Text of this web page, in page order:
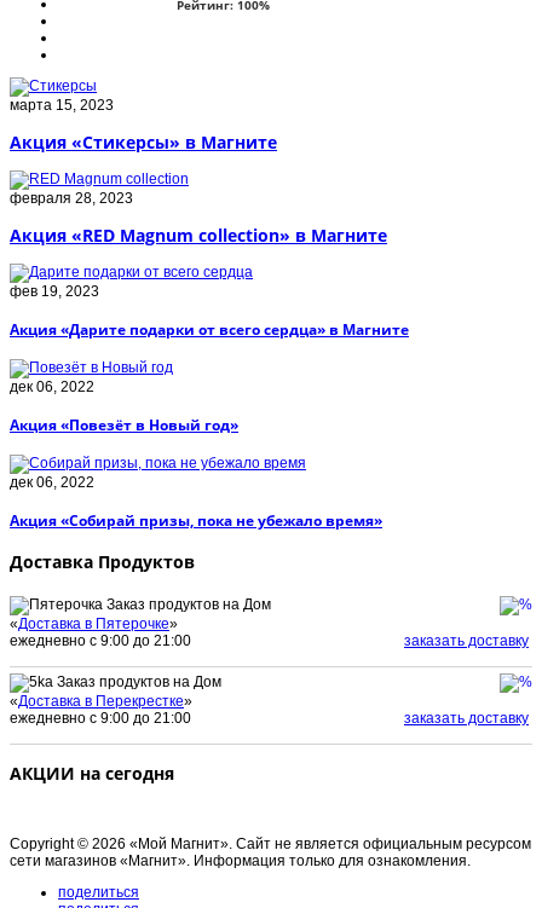
Рейтинг:100%
марта 15, 2023
Акция «Стикерсы» в Магните
февраля 28, 2023
Акция «RED Magnum collection» в Магните
фев 19, 2023
Акция «Дарите подарки от всего сердца» в Магните
дек 06, 2022
Акция «Повезёт в Новый год»
дек 06, 2022
Акция «Собирай призы, пока не убежало время»
Доставка Продуктов
Заказ продуктов на Дом
«Доставка в Пятерочке»
ежедневно с 9:00 до 21:00
заказать доставку
Заказ продуктов на Дом
«Доставка в Перекрестке»
ежедневно с 9:00 до 21:00
заказать доставку
АКЦИИ на сегодня
Copyright © 2026 «Мой Магнит». Сайт не является официальным ресурсом
сети магазинов «Магнит». Информация только для ознакомления.
поделиться